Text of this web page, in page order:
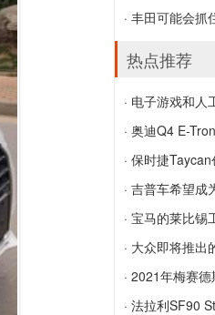
月车定价
汽...
池
· 丰田可能会抓
克萨斯汽车
热点推荐
· 电子游戏和
电子游戏和人
· 奥迪Q4 E-
在雪中
奥迪Q4 E-Tron
雪中
· 保时捷
保时捷Taycan
· 吉普车希望成
品牌
吉普车希望成为
· 宝马的莱比
界...
宝马的莱比锡工
产做准备
· 大众即将推出
针对欧洲
大众即将推出的
· 2021年梅赛
Moto...
· 法拉利SF90